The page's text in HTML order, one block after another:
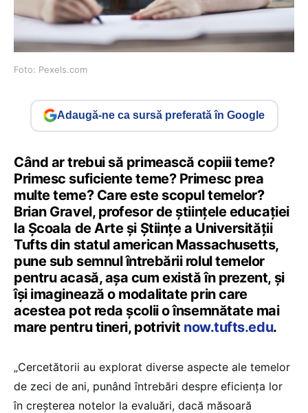
Foto: Pexels.com
Adaugă-ne ca sursă preferată în Google
Când ar trebui să primească copiii teme?
Primesc suficiente teme? Primesc prea
multe teme? Care este scopul temelor?
Brian Gravel, profesor de științele educației
la Școala de Arte și Științe a Universității
Tufts din statul american Massachusetts,
pune sub semnul întrebării rolul temelor
pentru acasă, așa cum există în prezent, și
își imaginează o modalitate prin care
acestea pot reda școlii o însemnătate mai
mare pentru tineri, potrivit now.tufts.edu.
„Cercetătorii au explorat diverse aspecte ale temelor
de zeci de ani, punând întrebări despre eficiența lor
în creșterea notelor la evaluări, dacă măsoară